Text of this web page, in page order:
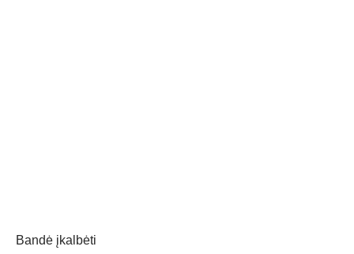
Bandė įkalbėti